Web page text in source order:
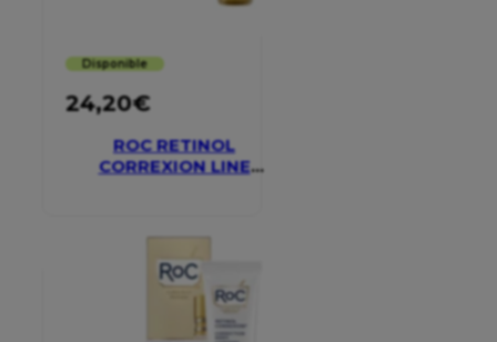
Disponible
24,20€
ROC RETINOL
CORREXION LINE